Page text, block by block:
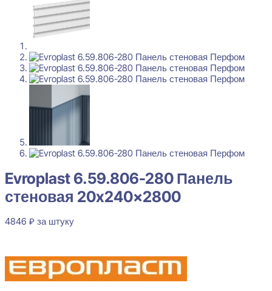
Evroplast 6.59.806-280 Панель
стеновая 20x240x2800
4846 ₽ за штуку